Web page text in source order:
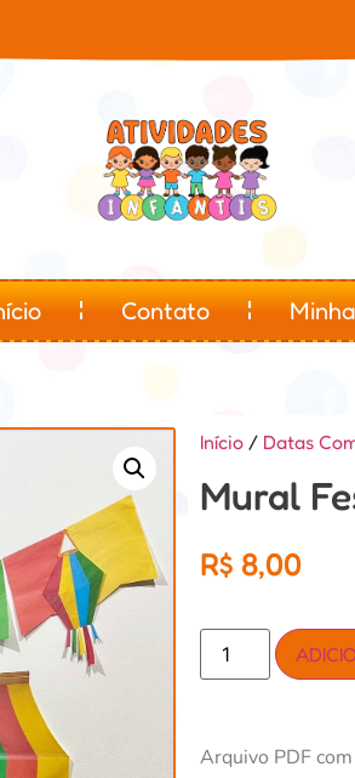
Contato
Início / Datas
Mural
R$ 8,00
Arquivo PDF